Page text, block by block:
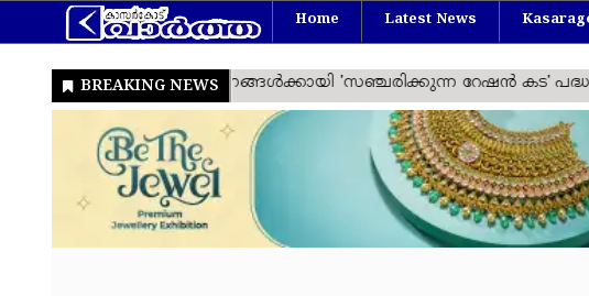
Home Latest News